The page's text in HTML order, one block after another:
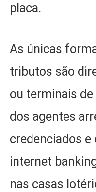
placa.
As únicas
tributos são
ou terminais
dos agentes
credenciados
internet
nas casas